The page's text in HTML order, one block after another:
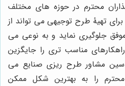
محترم در حوزه های مختلف
تهیۀ طرح توجیهی می تواند از
جلوگیری نماید و به نوعی می
مناسب تری را جایگزین
مشاور طرح ریزی صنایع می
محترم را به بهترین شکل ممکن